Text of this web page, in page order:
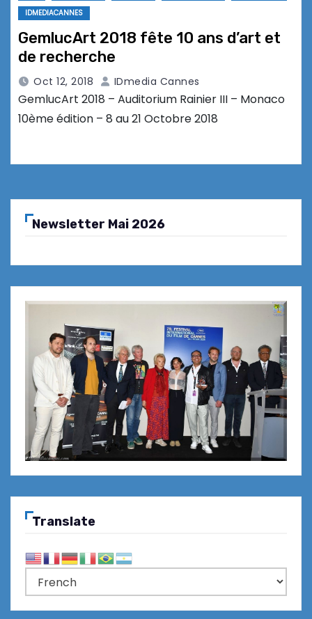
IDMEDIACANNES
GemlucArt 2018 fête 10 ans d’art et
de recherche
Oct 12, 2018 IDmedia Cannes
GemlucArt 2018 – Auditorium Rainier III – Monaco
10ème édition – 8 au 21 Octobre 2018
Newsletter Mai 2026
Translate